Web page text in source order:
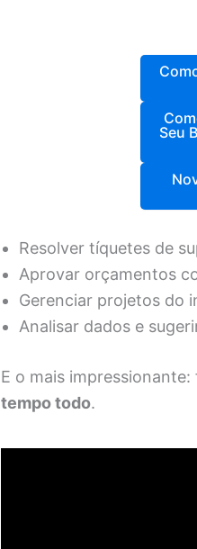
Seu
Resolver tíquetes de
Aprovar orçamentos
Gerenciar projetos do
Analisar dados e
E o mais
tempo todo.